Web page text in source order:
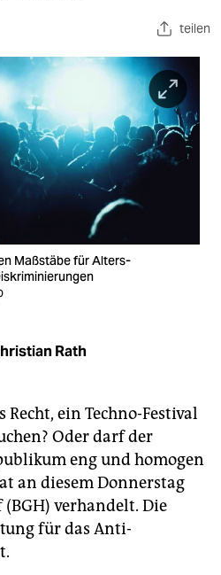
teilen
Maßstäbe für Alters-
Rath
ein Techno-Festival
Oder darf der
eng und homogen
an diesem Donnerstag
verhandelt. Die
für das Anti-